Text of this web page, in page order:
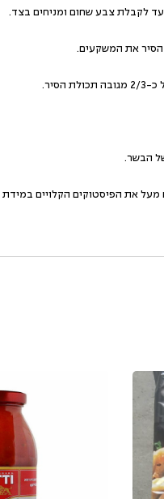
הסיר את המשקעים.
הבשר.
מעל את הפיסטוקים הקלויים